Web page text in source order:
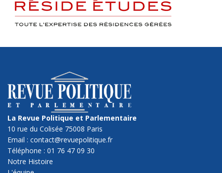
La Revue Politique et Parlementaire
10 rue du Colisée 75008 Paris
Email : contact@revuepolitique.fr
Téléphone : 01 76 47 09 30
Notre Histoire